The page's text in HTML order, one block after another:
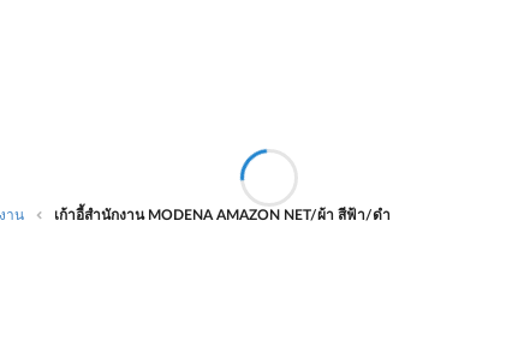
าน เก้าอี้สำนักงาน MODENA AMAZON NET/ผ้า สีฟ้า/ดำ